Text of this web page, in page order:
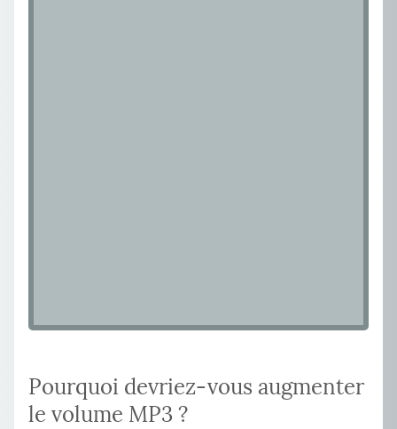
Pourquoi devriez-vous augmenter
le volume MP3 ?